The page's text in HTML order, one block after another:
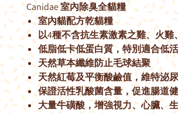
Canidae 室內除臭全貓糧
室內貓配方乾貓糧
以4種不含抗生素激素之雞、火
低脂低卡低蛋白質，特別適合低
天然草本纖維防止毛球結聚
天然紅莓及平衡酸鹼值，維特泌
保證活性乳酸菌含量，促進腸道
大量牛磺酸，增強視力、心臟、